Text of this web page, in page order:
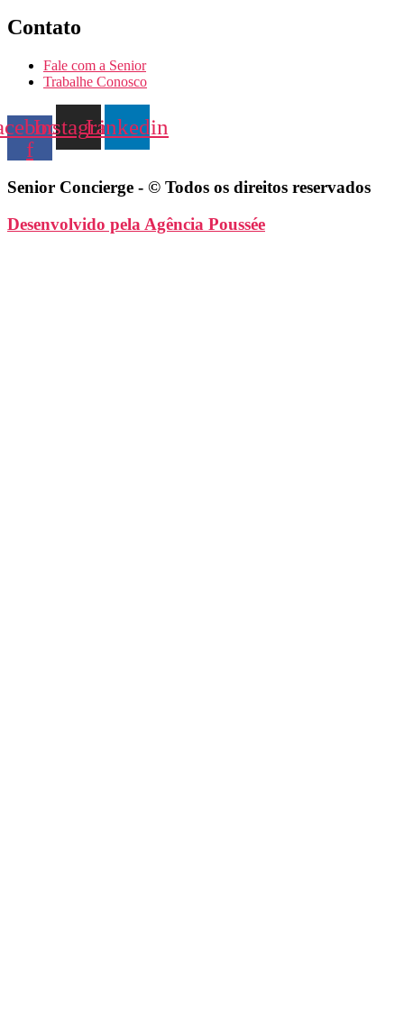
Contato
Fale com a Senior
Trabalhe Conosco
f
InstagramLinkedin
Senior Concierge - © Todos os direitos reservados
Desenvolvido pela Agência Poussée